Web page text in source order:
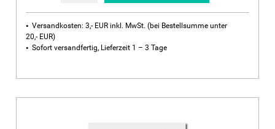
Versandkosten: 3,- EUR inkl. MwSt. (bei Bestellsumme unter
20,- EUR)
Sofort versandfertig, Lieferzeit 1 – 3 Tage